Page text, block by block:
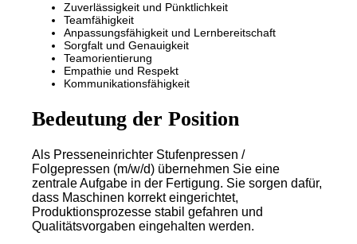
Zuverlässigkeit und Pünktlichkeit
Teamfähigkeit
Anpassungsfähigkeit und Lernbereitschaft
Sorgfalt und Genauigkeit
Teamorientierung
Empathie und Respekt
Kommunikationsfähigkeit
Bedeutung der Position
Als Presseneinrichter Stufenpressen /
Folgepressen (m/w/d) übernehmen Sie eine
zentrale Aufgabe in der Fertigung. Sie sorgen dafür,
dass Maschinen korrekt eingerichtet,
Produktionsprozesse stabil gefahren und
Qualitätsvorgaben eingehalten werden.